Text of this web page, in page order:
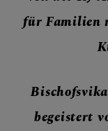
für Familien
begeistert